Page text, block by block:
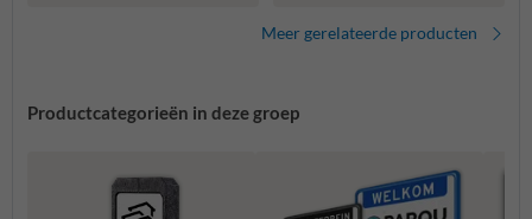
Meer gerelateerde producten
Productcategorieën in deze groep